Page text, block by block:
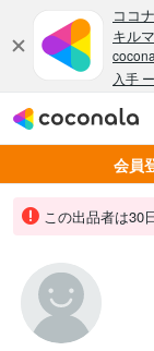
会員
この出品者は30